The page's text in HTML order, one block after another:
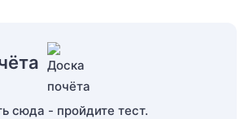
сюда - пройдите тест.